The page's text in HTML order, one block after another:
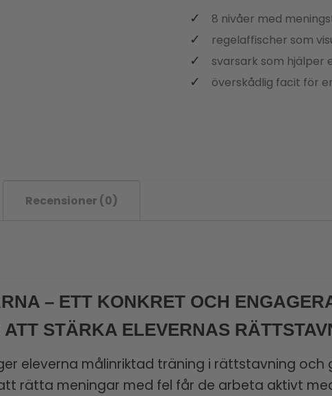
8 nivåer med
regelaffischer som
svarsark som hjälper
överskådlig facit för
Recensioner (0)
– ETT KONKRET OCH
STÄRKA ELEVERNAS
eleverna målinriktad träning i rättstavning och
rätta meningar med fel får de arbeta aktivt